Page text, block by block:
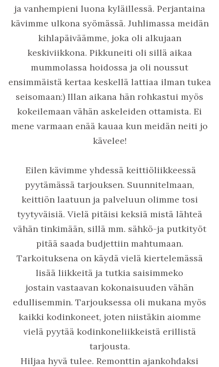
ja vanhempieni luona kyläillessä. Perjantaina
kävimme ulkona syömässä. Juhlimassa meidän
kihlapäiväämme, joka oli alkujaan
keskiviikkona. Pikkuneiti oli sillä aikaa
mummolassa hoidossa ja oli noussut
ensimmäistä kertaa keskellä lattiaa ilman tukea
seisomaan:) Illan aikana hän rohkastui myös
kokeilemaan vähän askeleiden ottamista. Ei
mene varmaan enää kauaa kun meidän neiti jo
kävelee!
Eilen kävimme yhdessä keittiöliikkeessä
pyytämässä tarjouksen. Suunnitelmaan,
keittiön laatuun ja palveluun olimme tosi
tyytyväisiä. Vielä pitäisi keksiä mistä lähteä
vähän tinkimään, sillä mm. sähkö-ja putkityöt
pitää saada budjettiin mahtumaan.
Tarkoituksena on käydä vielä kiertelemässä
lisää liikkeitä ja tutkia saisimmeko
jostain vastaavan kokonaisuuden vähän
edullisemmin. Tarjouksessa oli mukana myös
kaikki kodinkoneet, joten niistäkin aiomme
vielä pyytää kodinkoneliikkeistä erillistä
tarjousta.
Hiljaa hyvä tulee. Remonttin ajankohdaksi